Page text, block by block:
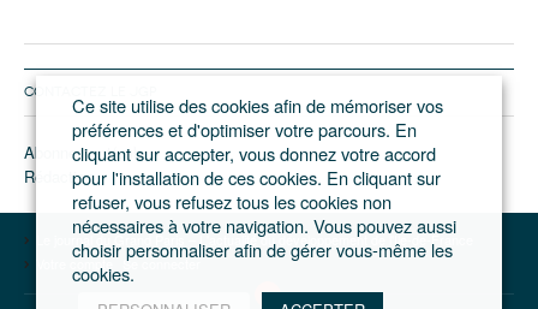
CONTACTEZ LE JGP
Abonnement/pub
Rédaction
Le journal du Grand Paris – L'actualité du développement de l'Ile-de-France
Votre compte
Se connecter
Ce site utilise des cookies afin de mémoriser vos
préférences et d'optimiser votre parcours. En
cliquant sur accepter, vous donnez votre accord
pour l'installation de ces cookies. En cliquant sur
refuser, vous refusez tous les cookies non
nécessaires à votre navigation. Vous pouvez aussi
choisir personnaliser afin de gérer vous-même les
cookies.